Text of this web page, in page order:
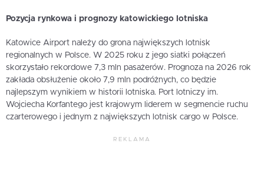
Pozycja rynkowa i prognozy katowickiego lotniska
Katowice Airport należy do grona największych lotnisk
regionalnych w Polsce. W 2025 roku z jego siatki połączeń
skorzystało rekordowe 7,3 mln pasażerów. Prognoza na 2026 rok
zakłada obsłużenie około 7,9 mln podróżnych, co będzie
najlepszym wynikiem w historii lotniska. Port lotniczy im.
Wojciecha Korfantego jest krajowym liderem w segmencie ruchu
czarterowego i jednym z największych lotnisk cargo w Polsce.
REKLAMA